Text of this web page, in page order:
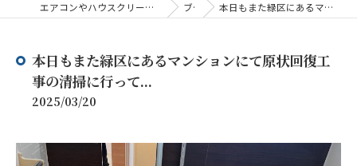
エアコンやハウスクリーニングならハウスクリーニングあらいぐま ブログ 本日もまた緑区にあるマンションにて原状回復工事の清掃に行って...
本日もまた緑区にあるマンションにて原状回復工
事の清掃に行って...
2025/03/20